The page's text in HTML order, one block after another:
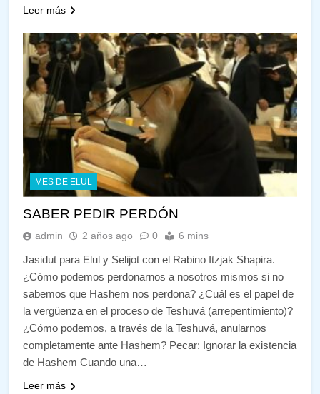
Leer más
MES DE ELUL
SABER PEDIR PERDÓN
admin 2 años ago 0 6 mins
Jasidut para Elul y Selijot con el Rabino Itzjak Shapira.
¿Cómo podemos perdonarnos a nosotros mismos si no
sabemos que Hashem nos perdona? ¿Cuál es el papel de
la vergüenza en el proceso de Teshuvá (arrepentimiento)?
¿Cómo podemos, a través de la Teshuvá, anularnos
completamente ante Hashem? Pecar: Ignorar la existencia
de Hashem Cuando una…
Leer más